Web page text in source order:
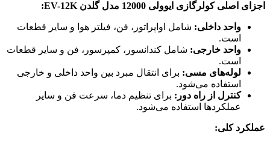
اجزای اصلی کولرگازی ایوولی 12000 مدل گلدن EV-12K:
واحد داخلی: شامل اواپراتور، فن، فیلتر هوا و سایر قطعات
است.
واحد خارجی: شامل کندانسور، کمپرسور، فن و سایر قطعات
است.
لوله‌های مسی: برای انتقال مبرد بین واحد داخلی و خارجی
استفاده می‌شود.
کنترل از راه دور: برای تنظیم دما، سرعت فن و سایر
عملکردها استفاده می‌شود.
عملکرد کلی: